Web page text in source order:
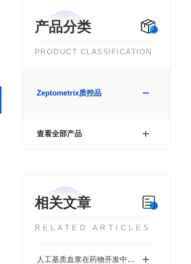
产品分类
PRODUCT CLASSIFICATION
Zeptometrix质控品
查看全部产品
相关文章
RELATED ARTICLES
人工基质血浆在药物开发中有何应用